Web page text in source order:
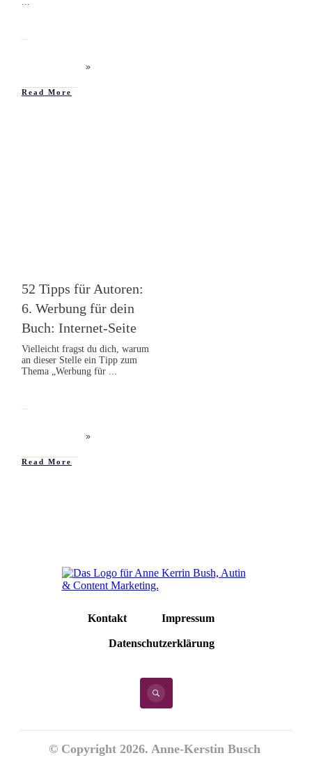
Read More
52 Tipps für Autoren:
6. Werbung für dein
Buch: Internet-Seite
Vielleicht fragst du dich, warum
an dieser Stelle ein Tipp zum
Thema „Werbung für
Read More
Kontakt Impressum
Datenschutzerklärung
© Copyright 2026. Anne-Kerstin Busch